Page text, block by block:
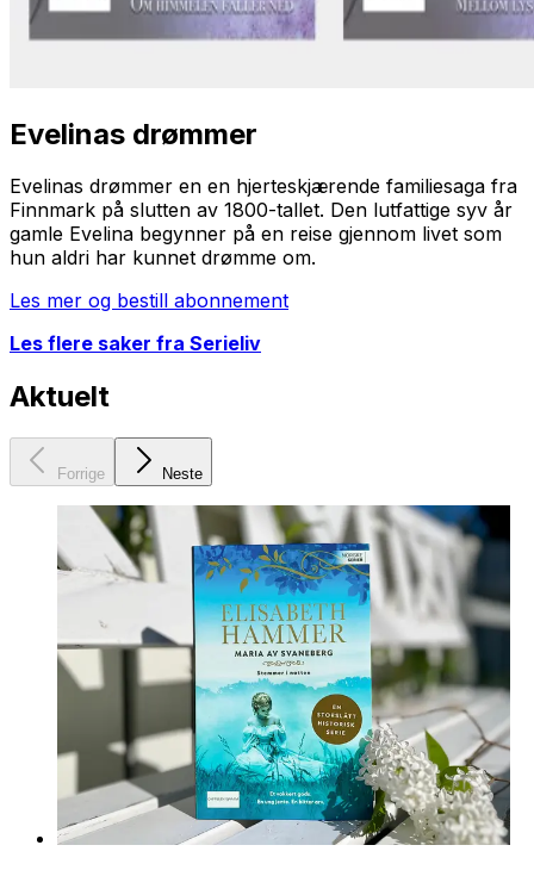
Evelinas drømmer
Evelinas drømmer en en hjerteskjærende familiesaga fra
Finnmark på slutten av 1800-tallet. Den lutfattige syv år
gamle Evelina begynner på en reise gjennom livet som
hun aldri har kunnet drømme om.
Les mer og bestill abonnement
Les flere saker fra Serieliv
Aktuelt
Forrige Neste